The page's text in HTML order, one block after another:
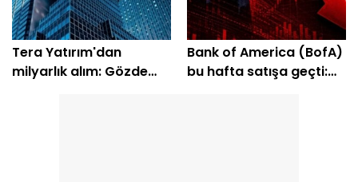
Tera Yatırım'dan
milyarlık alım: Gözde
Bank of America (BofA)
bu hafta satışa geçti: